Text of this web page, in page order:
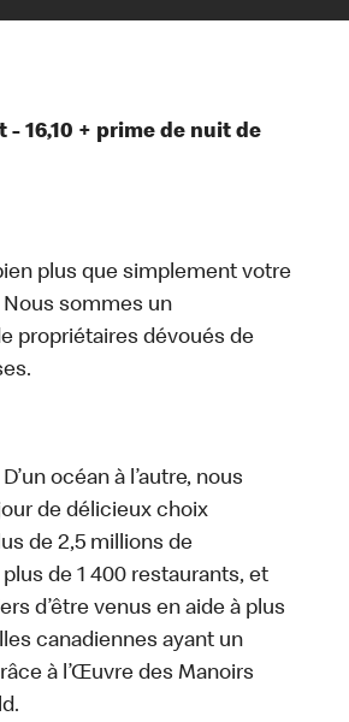
- 16,10 + prime de nuit de
plus que simplement votre
sommes un
propriétaires dévoués de
océan à l’autre, nous
de délicieux choix
de 2,5 millions de
de 1 400 restaurants, et
d’être venus en aide à plus
canadiennes ayant un
à l’Œuvre des Manoirs